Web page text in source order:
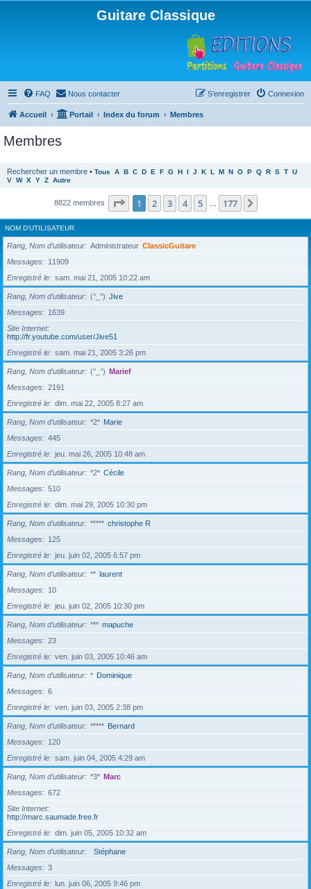
Guitare Classique
FAQ Nous contacter Connexion
S’enregistrer
Accueil Portail Index du forum Membres
Membres
Rechercher un membre • Tous A B C D E F G H I J K L M N O P Q R S T U
V W X Y Z Autre
8822 membres Page 1sur177
1 2 3 4 5 177
NOM D’UTILISATEUR
Rang, Nom d’utilisateur Administrateur ClassicGuitare
Messages
11909
Enregistré le
sam. mai 21, 2005 10:22 am
Rang, Nom d’utilisateur (°_°) Jive
Messages
1639
Site Internet
http://fr.youtube.com/user/Jive51
Enregistré le
sam. mai 21, 2005 3:26 pm
Rang, Nom d’utilisateur (°_°) Marief
Messages
2191
Enregistré le
dim. mai 22, 2005 8:27 am
Rang, Nom d’utilisateur *2* Marie
Messages
445
Enregistré le
jeu. mai 26, 2005 10:48 am
Rang, Nom d’utilisateur *2* Cécile
Messages
510
Enregistré le
dim. mai 29, 2005 10:30 pm
Rang, Nom d’utilisateur ***** christophe R
Messages
125
Enregistré le
jeu. juin 02, 2005 6:57 pm
Rang, Nom d’utilisateur ** laurent
Messages
10
Enregistré le
jeu. juin 02, 2005 10:30 pm
Rang, Nom d’utilisateur *** mapuche
Messages
23
Enregistré le
ven. juin 03, 2005 10:46 am
Rang, Nom d’utilisateur * Dominique
Messages
6
Enregistré le
ven. juin 03, 2005 2:38 pm
Rang, Nom d’utilisateur ***** Bernard
Messages
120
Enregistré le
sam. juin 04, 2005 4:29 am
Rang, Nom d’utilisateur *3* Marc
Messages
672
Site Internet
http://marc.saumade.free.fr
Enregistré le
dim. juin 05, 2005 10:32 am
Rang, Nom d’utilisateur
Stéphane
Messages
3
Enregistré le
lun. juin 06, 2005 9:46 pm